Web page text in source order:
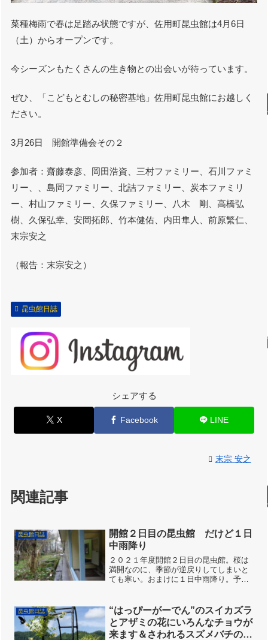
菜種梅雨で春は足踏み状態ですが、佐用町昆虫館は4月6日
（土）からオープンです。
今シーズンもたくさんの生き物との出会いが待っています。
ぜひ、「こどもとむしの秘密基地」佐用町昆虫館にお越しく
ださい。
3月26日 開館準備会その２
参加者：齋藤泰彦、岡田浩資、三村ファミリー、石川ファミ
リー、、島岡ファミリー、北詰ファミリー、炭本ファミリ
ー、村山ファミリー、久保ファミリー、八木 剛、高橋弘
樹、久保弘幸、安岡拓郎、竹本健佑、内田隼人、前原繁仁、
末宗安之
（報告：末宗安之）
昆虫館日誌
シェアする
X Facebook LINE
末宗 安之
関連記事
昆虫館日誌
開館２日目の昆虫館 だけど１日
中雨降り
２０２１年度開館２日目の昆虫館。桜は
満開なのに、季節が逆戻りしてしまいと
ても寒い。おまけに１日中雨降り。予約
者がありました。カマキリ模様の服を着
た可愛い坊や。来館の記念...
昆虫館日誌
“はっぴーがーでん”のスイカズラ
とアザミの花にいろんなチョウが
来ます＆さわれるスズメバチの巣